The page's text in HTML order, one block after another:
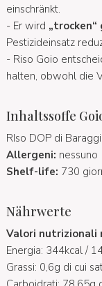
einschränkt.
- Er wird
Pestizideinsatz
- Riso Goio
halten, obwohl die
Inhaltssoffe
RIso DOP di
Allergeni: nessuno
Shelf-life: 730
Nährwerte
Valori nutrizionali
Energia: 344kcal /
Grassi: 0,6g di cui